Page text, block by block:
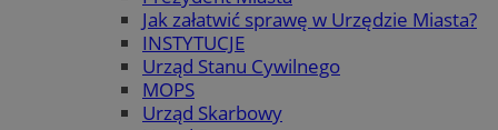
Jak załatwić sprawę w Urzędzie Miasta?
INSTYTUCJE
Urząd Stanu Cywilnego
MOPS
Urząd Skarbowy